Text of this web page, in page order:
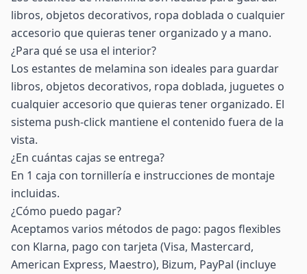
libros, objetos decorativos, ropa doblada o cualquier
accesorio que quieras tener organizado y a mano.
¿Para qué se usa el interior?
Los estantes de melamina son ideales para guardar
libros, objetos decorativos, ropa doblada, juguetes o
cualquier accesorio que quieras tener organizado. El
sistema push-click mantiene el contenido fuera de la
vista.
¿En cuántas cajas se entrega?
En 1 caja con tornillería e instrucciones de montaje
incluidas.
¿Cómo puedo pagar?
Aceptamos varios métodos de pago: pagos flexibles
con Klarna, pago con tarjeta (Visa, Mastercard,
American Express, Maestro), Bizum, PayPal (incluye